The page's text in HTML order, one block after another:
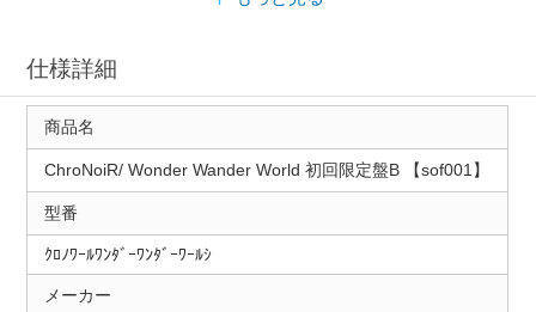
仕様詳細
商品名
ChroNoiR/ Wonder Wander World 初回限定盤B 【sof001】
型番
ｸﾛﾉﾜｰﾙﾜﾝﾀﾞｰﾜﾝﾀﾞｰﾜｰﾙｼ
メーカー